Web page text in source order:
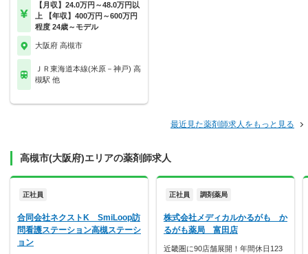
【月収】24.0万円～48.0万円以
上 【年収】400万円～600万円
程度 24歳～モデル
大阪府 高槻市
ＪＲ東海道本線(米原－神戸) 高
槻駅 他
最近見た薬剤師求人をもっと見る
高槻市(大阪府)エリアの薬剤師求人
正社員
合同会社ネクストK SmiLoop訪
問看護ステーション高槻ステーシ
ョン
正社員 調剤薬局
株式会社メディカルかるがも か
るがも薬局 富田店
近畿圏に90店舗展開！年間休日123